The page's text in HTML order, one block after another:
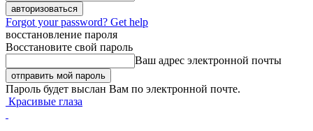
Forgot your password? Get help
восстановление пароля
Восстановите свой пароль
Ваш адрес электронной почты
Пароль будет выслан Вам по электронной почте.
Красивые глаза